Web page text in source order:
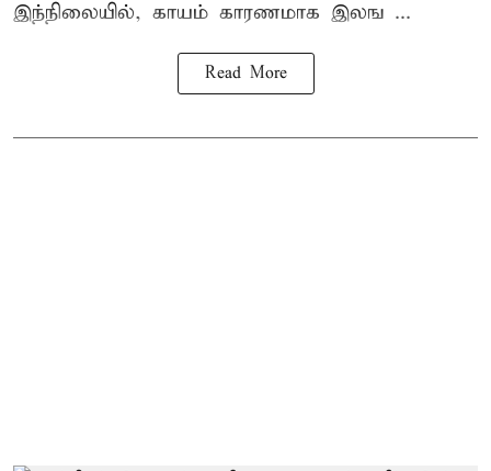
இந்நிலையில், காயம் காரணமாக இலங ...
Read More